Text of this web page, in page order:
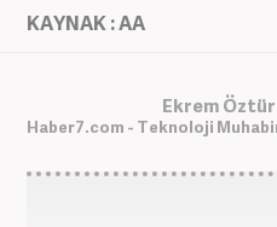
KAYNAK : AA
Ekrem
Haber7.com - Teknoloji